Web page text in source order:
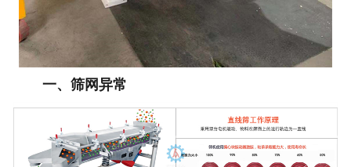
一、筛网异常